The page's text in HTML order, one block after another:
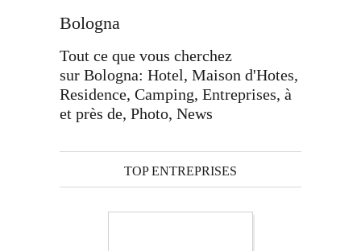
Bologna
Tout ce que vous cherchez
sur Bologna: Hotel, Maison d'Hotes,
Residence, Camping, Entreprises, à
et près de, Photo, News
TOP ENTREPRISES